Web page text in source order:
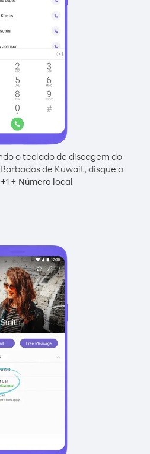
o teclado de discagem do
de Kuwait, disque o
+1 + Número local